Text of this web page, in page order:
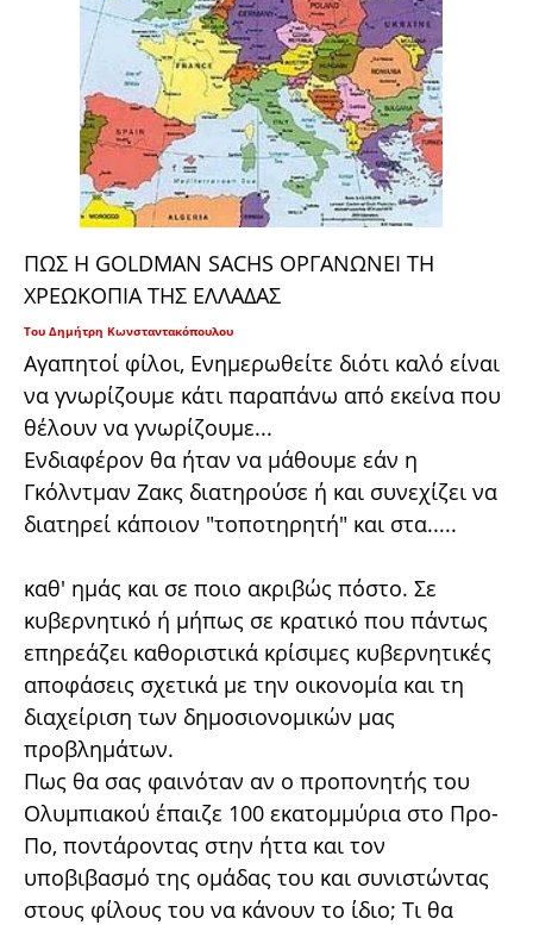
ΠΩΣ Η GOLDMAN SACHS ΟΡΓΑΝΩΝΕΙ ΤΗ
ΧΡΕΩΚΟΠΙΑ ΤΗΣ ΕΛΛΑΔΑΣ
Του Δημήτρη Κωνσταντακόπουλου
Αγαπητοί φίλοι, Ενημερωθείτε διότι καλό είναι
να γνωρίζουμε κάτι παραπάνω από εκείνα που
θέλουν να γνωρίζουμε...
Ενδιαφέρον θα ήταν να μάθουμε εάν η
Γκόλντμαν Ζακς διατηρούσε ή και συνεχίζει να
διατηρεί κάποιον "τοποτηρητή" και στα.....
καθ' ημάς και σε ποιο ακριβώς πόστο. Σε
κυβερνητικό ή μήπως σε κρατικό που πάντως
επηρεάζει καθοριστικά κρίσιμες κυβερνητικές
αποφάσεις σχετικά με την οικονομία και τη
διαχείριση των δημοσιονομικών μας
προβλημάτων.
Πως θα σας φαινόταν αν ο προπονητής του
Ολυμπιακού έπαιζε 100 εκατομμύρια στο Προ-
Πο, ποντάροντας στην ήττα και τον
υποβιβασμό της ομάδας του και συνιστώντας
στους φίλους του να κάνουν το ίδιο; Τι θα